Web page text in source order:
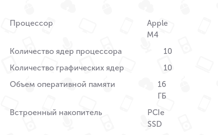
Процессор
Apple
M4
Количество ядер процессора
10
Количество графических ядер
10
Объем оперативной памяти
16
ГБ
Встроенный накопитель
PCIe
SSD